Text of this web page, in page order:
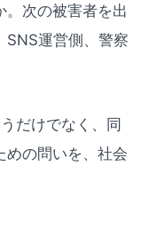
。次の被害者を出
SNS運営側、警察
だけでなく、同
めの問いを、社会